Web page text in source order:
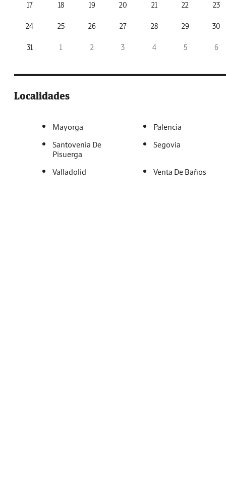
17 18 19 20 21 22 23
24 25 26 27 28 29 30
31 1 2 3 4 5 6
Localidades
Mayorga
Palencia
Santovenia De
Pisuerga
Segovia
Valladolid Venta De Baños